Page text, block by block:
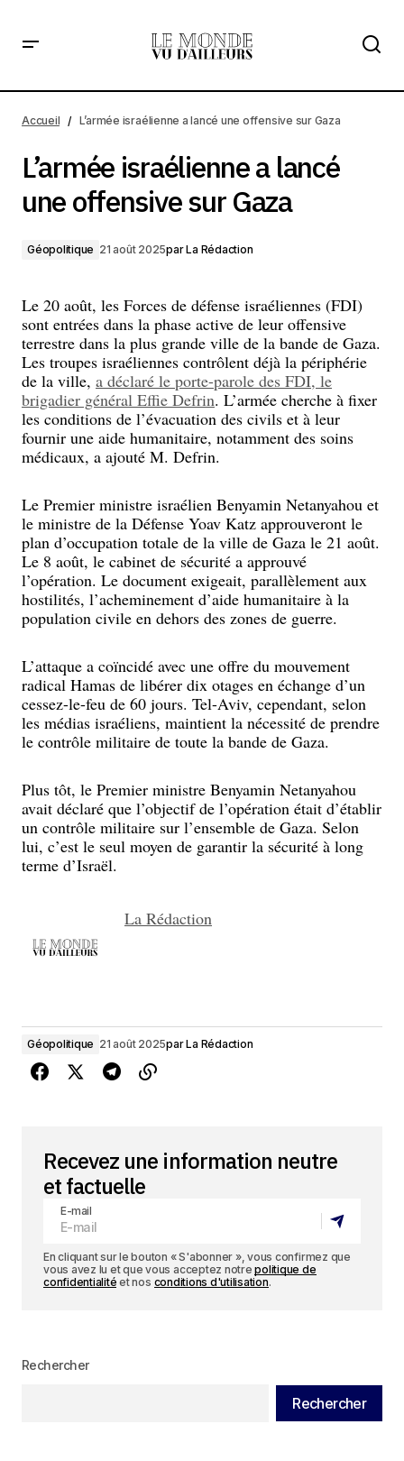
Accueil L’armée israélienne a lancé une offensive sur Gaza
L’armée israélienne a lancé
une offensive sur Gaza
Géopolitique 21 août 2025parLa Rédaction
Le 20 août, les Forces de défense israéliennes (FDI)
sont entrées dans la phase active de leur offensive
terrestre dans la plus grande ville de la bande de Gaza.
Les troupes israéliennes contrôlent déjà la périphérie
de la ville, a déclaré le porte-parole des FDI, le
brigadier général Effie Defrin. L’armée cherche à fixer
les conditions de l’évacuation des civils et à leur
fournir une aide humanitaire, notamment des soins
médicaux, a ajouté M. Defrin.
Le Premier ministre israélien Benyamin Netanyahou et
le ministre de la Défense Yoav Katz approuveront le
plan d’occupation totale de la ville de Gaza le 21 août.
Le 8 août, le cabinet de sécurité a approuvé
l’opération. Le document exigeait, parallèlement aux
hostilités, l’acheminement d’aide humanitaire à la
population civile en dehors des zones de guerre.
L’attaque a coïncidé avec une offre du mouvement
radical Hamas de libérer dix otages en échange d’un
cessez-le-feu de 60 jours. Tel-Aviv, cependant, selon
les médias israéliens, maintient la nécessité de prendre
le contrôle militaire de toute la bande de Gaza.
Plus tôt, le Premier ministre Benyamin Netanyahou
avait déclaré que l’objectif de l’opération était d’établir
un contrôle militaire sur l’ensemble de Gaza. Selon
lui, c’est le seul moyen de garantir la sécurité à long
terme d’Israël.
La Rédaction
Géopolitique 21 août 2025parLa Rédaction
Recevez une information neutre
et factuelle
E-mail
En cliquant sur le bouton « S'abonner », vous confirmez que
vous avez lu et que vous acceptez notrepolitique de
confidentialité et nos conditions d'utilisation.
Rechercher
Rechercher